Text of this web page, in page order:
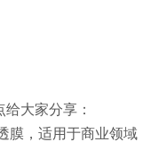
大家分享：
膜，适用于商业领域